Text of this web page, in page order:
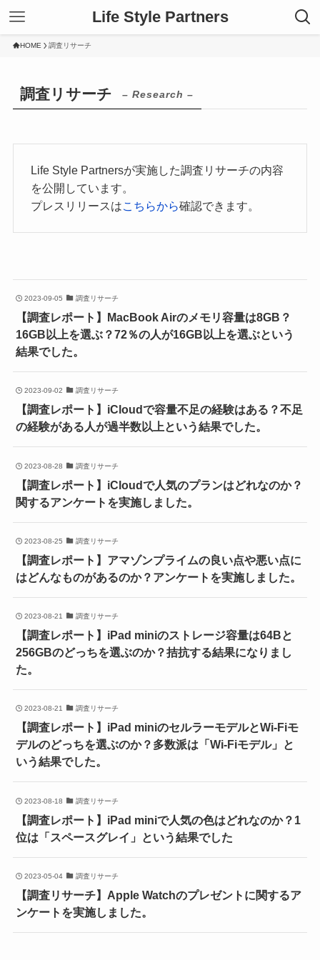
Life Style Partners
HOME 調査リサーチ
調査リサーチ – Research –
Life Style Partnersが実施した調査リサーチの内容
を公開しています。
プレスリリースはこちらから確認できます。
2023-09-05 調査リサーチ
【調査レポート】MacBook Airのメモリ容量は8GB？
16GB以上を選ぶ？72％の人が16GB以上を選ぶという
結果でした。
2023-09-02 調査リサーチ
【調査レポート】iCloudで容量不足の経験はある？不足
の経験がある人が過半数以上という結果でした。
2023-08-28 調査リサーチ
【調査レポート】iCloudで人気のプランはどれなのか？
関するアンケートを実施しました。
2023-08-25 調査リサーチ
【調査レポート】アマゾンプライムの良い点や悪い点に
はどんなものがあるのか？アンケートを実施しました。
2023-08-21 調査リサーチ
【調査レポート】iPad miniのストレージ容量は64Bと
256GBのどっちを選ぶのか？拮抗する結果になりまし
た。
2023-08-21 調査リサーチ
【調査レポート】iPad miniのセルラーモデルとWi-Fiモ
デルのどっちを選ぶのか？多数派は「Wi-Fiモデル」と
いう結果でした。
2023-08-18 調査リサーチ
【調査レポート】iPad miniで人気の色はどれなのか？1
位は「スペースグレイ」という結果でした
2023-05-04 調査リサーチ
【調査リサーチ】Apple Watchのプレゼントに関するア
ンケートを実施しました。